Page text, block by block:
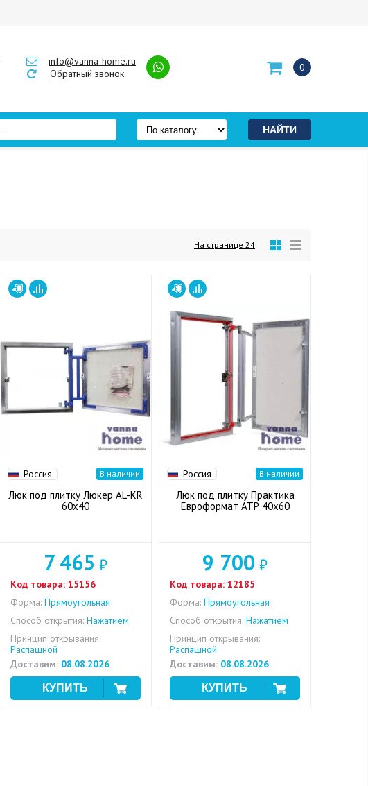
info@vanna-home.ru
Обратный звонок
0
На странице 24
Россия В наличии
Люк под плитку Люкер AL-KR
60x40
7 465 ₽
Код товара: 15156
Форма: Прямоугольная
Способ открытия: Нажатием
Принцип открывания:
Распашной
Доставим: 08.08.2026
Россия В наличии
Люк под плитку Практика
Евроформат АТР 40x60
9 700 ₽
Код товара: 12185
Форма: Прямоугольная
Способ открытия: Нажатием
Принцип открывания:
Распашной
Доставим: 08.08.2026